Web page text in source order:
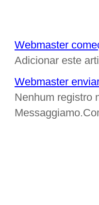
Webmaster
Adicionar este
Webmaster
Nenhum registro